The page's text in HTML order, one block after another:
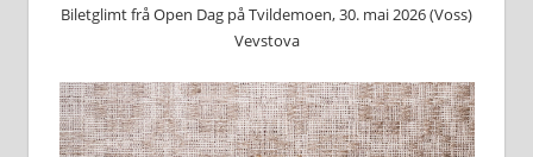
Biletglimt frå Open Dag på Tvildemoen, 30. mai 2026 (Voss)
Vevstova